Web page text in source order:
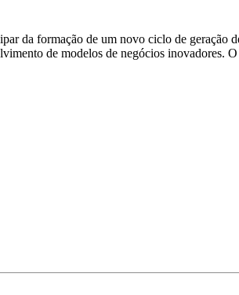
da formação de um novo ciclo de geração
de modelos de negócios inovadores.